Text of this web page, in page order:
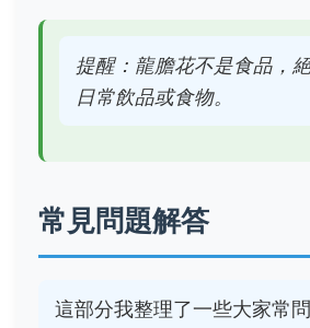
提醒：龍膽花不是食品，
日常飲品或食物。
常見問題解答
這部分我整理了一些大家常